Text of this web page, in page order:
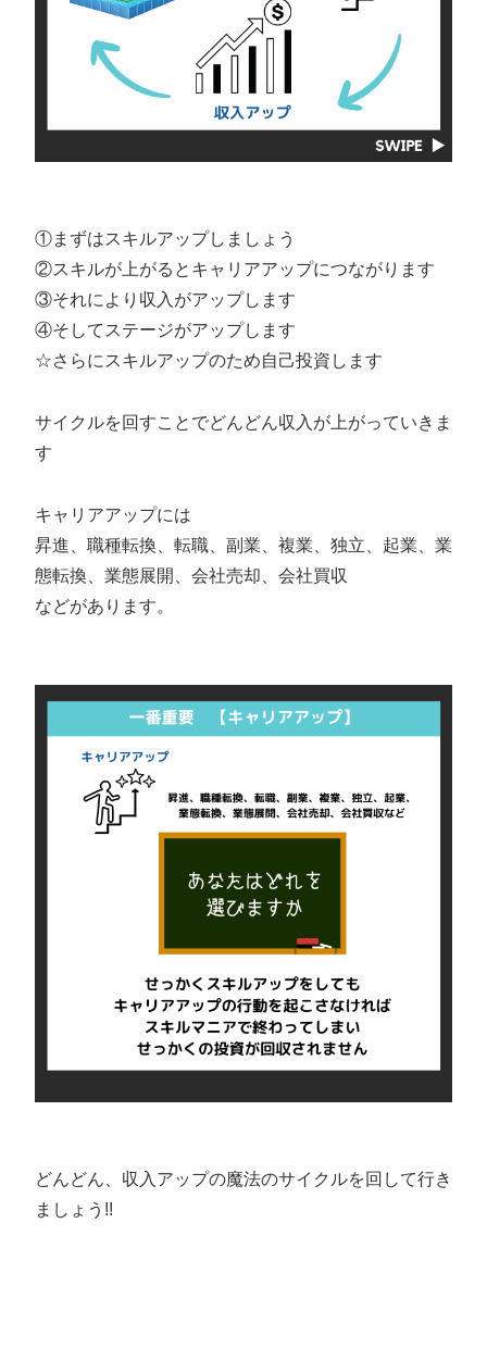
①まずはスキルアップしましょう
②スキルが上がるとキャリアアップにつながります
③それにより収入がアップします
④そしてステージがアップします
☆さらにスキルアップのため自己投資します
サイクルを回すことでどんどん収入が上がっていきま
す
キャリアアップには
昇進、職種転換、転職、副業、複業、独立、起業、業
態転換、業態展開、会社売却、会社買収
などがあります。
どんどん、収入アップの魔法のサイクルを回して行き
ましょう!!